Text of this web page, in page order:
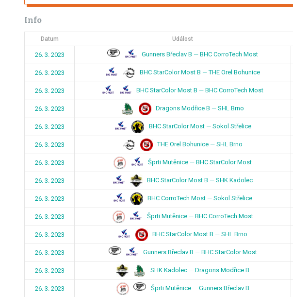
Info
Datum Událost
26. 3. 2023 Gunners Břeclav B — BHC CorroTech Most
26. 3. 2023 BHC StarColor Most B — THE Orel Bohunice
26. 3. 2023 BHC StarColor Most B — BHC CorroTech Most
26. 3. 2023 Dragons Modřice B — SHL Brno
26. 3. 2023 BHC StarColor Most — Sokol Střelice
26. 3. 2023 THE Orel Bohunice — SHL Brno
26. 3. 2023 Šprti Mutěnice — BHC StarColor Most
26. 3. 2023 BHC StarColor Most B — SHK Kadolec
26. 3. 2023 BHC CorroTech Most — Sokol Střelice
26. 3. 2023 Šprti Mutěnice — BHC CorroTech Most
26. 3. 2023 BHC StarColor Most B — SHL Brno
26. 3. 2023 Gunners Břeclav B — BHC StarColor Most
26. 3. 2023 SHK Kadolec — Dragons Modřice B
26. 3. 2023 Šprti Mutěnice — Gunners Břeclav B